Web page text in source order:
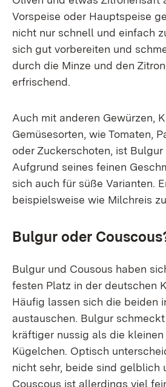
Vorspeise oder Hauptspeise
nicht nur schnell und einfach
sich gut vorbereiten und
durch die Minze und den
erfrischend.
Auch mit anderen Gewürzen,
Gemüsesorten, wie Tomaten,
oder Zuckerschoten, ist
Aufgrund seines feinen
sich auch für süße Varianten.
beispielsweise wie Milchreis
Bulgur oder
Bulgur und Cousous haben
festen Platz in der deutschen
Häufig lassen sich die beiden
austauschen. Bulgur
kräftiger nussig als die
Kügelchen. Optisch
nicht sehr, beide sind gelblich
Couscous ist allerdings viel